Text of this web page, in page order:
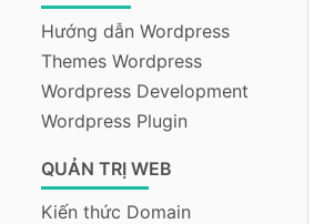
Hướng dẫn Wordpress
Themes Wordpress
Wordpress Development
Wordpress Plugin
QUẢN TRỊ WEB
Kiến thức Domain